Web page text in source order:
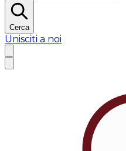
Cerca
Unisciti a noi